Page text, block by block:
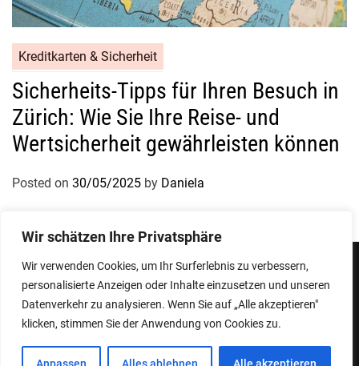
Wir schätzen Ihre Privatsphäre
Wir verwenden Cookies, um Ihr Surferlebnis zu verbessern,
personalisierte Anzeigen oder Inhalte einzusetzen und unseren
Datenverkehr zu analysieren. Wenn Sie auf „Alle akzeptieren"
klicken, stimmen Sie der Anwendung von Cookies zu.
Kreditkarten & Sicherheit
Sicherheits-Tipps für Ihren Besuch in
Zürich: Wie Sie Ihre Reise- und
Wertsicherheit gewährleisten können
Posted on 30/05/2025 by Daniela
Designed & Developed by ThemeinWP Team
ImpressumDatenschutzerklärung